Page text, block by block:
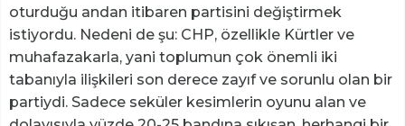
oturduğu andan itibaren partisini değiştirmek
istiyordu. Nedeni de şu: CHP, özellikle Kürtler ve
muhafazakarla, yani toplumun çok önemli iki
tabanıyla ilişkileri son derece zayıf ve sorunlu olan bir
partiydi. Sadece seküler kesimlerin oyunu alan ve